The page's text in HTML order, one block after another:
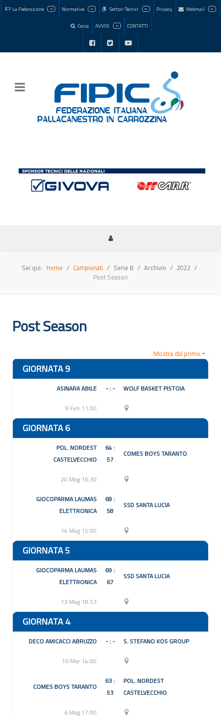
La Federazione Normative Settori Tecnici Privacy Webmail
Cerca AVVISI CONTATTI
Sei qui: Home Campionati Serie B Archivio
2022
Post Season
Post Season
Mostra dal primo
GIORNATA 9
ASINARA ABILE - : - WOLF BASKET PISTOIA
9 Feb 11:00
GIORNATA 6
POL. NORDEST
CASTELVECCHIO
64 :
57
COMES BOYS TARANTO
20 Mag 16:30
GIOCOPARMA LAUMAS
ELETTRONICA
68 :
58
SSD SANTA LUCIA
14 Mag 15:00
GIORNATA 5
GIOCOPARMA LAUMAS
ELETTRONICA
69 :
67
SSD SANTA LUCIA
13 Mag 18:53
GIORNATA 4
DECO AMICACCI ABRUZZO - : - S. STEFANO KOS GROUP
16 Mar 14:00
COMES BOYS TARANTO
63 :
53
POL. NORDEST
CASTELVECCHIO
6 Mag 17:00